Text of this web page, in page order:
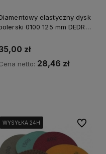
elastyczny dysk
0100 125 mm DEDRA
zł
netto: 28,46 zł
WYSYŁKA 24H
WYSYŁKA 24H
WYSYŁKA 24H Do